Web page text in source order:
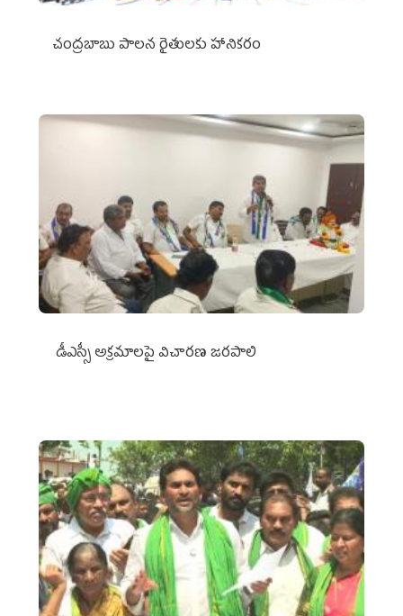
చంద్రబాబు పాలన రైతులకు హానికరం
డీఎస్సీ అక్రమాలపై విచారణ జరపాలి